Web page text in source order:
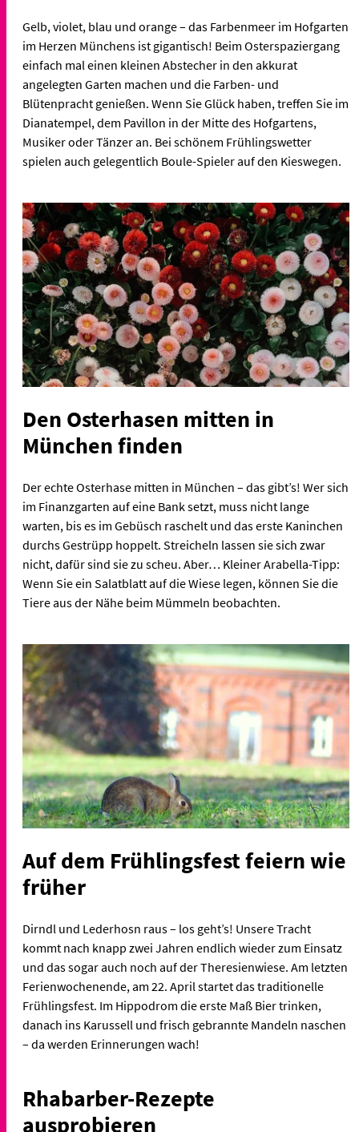
Gelb, violet, blau und orange – das Farbenmeer im Hofgarten
im Herzen Münchens ist gigantisch! Beim Osterspaziergang
einfach mal einen kleinen Abstecher in den akkurat
angelegten Garten machen und die Farben- und
Blütenpracht genießen. Wenn Sie Glück haben, treffen Sie im
Dianatempel, dem Pavillon in der Mitte des Hofgartens,
Musiker oder Tänzer an. Bei schönem Frühlingswetter
spielen auch gelegentlich Boule-Spieler auf den Kieswegen.
Den Osterhasen mitten in
München finden
Der echte Osterhase mitten in München – das gibt’s! Wer sich
im Finanzgarten auf eine Bank setzt, muss nicht lange
warten, bis es im Gebüsch raschelt und das erste Kaninchen
durchs Gestrüpp hoppelt. Streicheln lassen sie sich zwar
nicht, dafür sind sie zu scheu. Aber… Kleiner Arabella-Tipp:
Wenn Sie ein Salatblatt auf die Wiese legen, können Sie die
Tiere aus der Nähe beim Mümmeln beobachten.
Auf dem Frühlingsfest feiern wie
früher
Dirndl und Lederhosn raus – los geht’s! Unsere Tracht
kommt nach knapp zwei Jahren endlich wieder zum Einsatz
und das sogar auch noch auf der Theresienwiese. Am letzten
Ferienwochenende, am 22. April startet das traditionelle
Frühlingsfest. Im Hippodrom die erste Maß Bier trinken,
danach ins Karussell und frisch gebrannte Mandeln naschen
– da werden Erinnerungen wach!
Rhabarber-Rezepte
ausprobieren